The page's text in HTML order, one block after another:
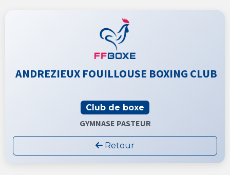
ANDREZIEUX FOUILLOUSE BOXING CLUB
Club de boxe
GYMNASE PASTEUR
Retour